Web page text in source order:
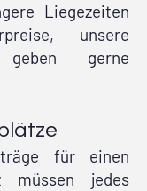
Liegezeiten
unsere
geben gerne
für einen
müssen jedes